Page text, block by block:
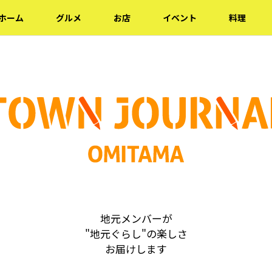
ーム グルメ お店 イベント 料理
地元メンバーが
"地元ぐらし"の楽しさ
お届けします